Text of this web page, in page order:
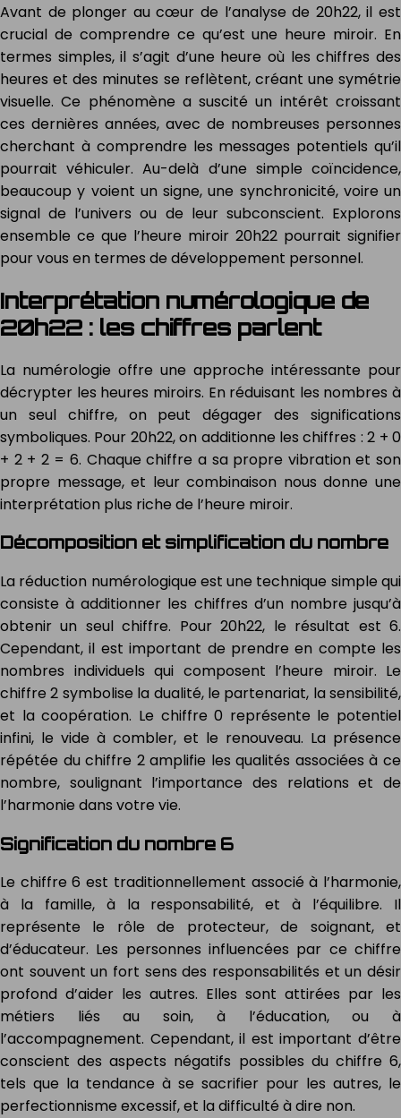
Avant de plonger au cœur de l’analyse de 20h22, il est
crucial de comprendre ce qu’est une heure miroir. En
termes simples, il s’agit d’une heure où les chiffres des
heures et des minutes se reflètent, créant une symétrie
visuelle. Ce phénomène a suscité un intérêt croissant
ces dernières années, avec de nombreuses personnes
cherchant à comprendre les messages potentiels qu’il
pourrait véhiculer. Au-delà d’une simple coïncidence,
beaucoup y voient un signe, une synchronicité, voire un
signal de l’univers ou de leur subconscient. Explorons
ensemble ce que l’heure miroir 20h22 pourrait signifier
pour vous en termes de développement personnel.
Interprétation numérologique de
20h22 : les chiffres parlent
La numérologie offre une approche intéressante pour
décrypter les heures miroirs. En réduisant les nombres à
un seul chiffre, on peut dégager des significations
symboliques. Pour 20h22, on additionne les chiffres : 2 + 0
+ 2 + 2 = 6. Chaque chiffre a sa propre vibration et son
propre message, et leur combinaison nous donne une
interprétation plus riche de l’heure miroir.
Décomposition et simplification du nombre
La réduction numérologique est une technique simple qui
consiste à additionner les chiffres d’un nombre jusqu’à
obtenir un seul chiffre. Pour 20h22, le résultat est 6.
Cependant, il est important de prendre en compte les
nombres individuels qui composent l’heure miroir. Le
chiffre 2 symbolise la dualité, le partenariat, la sensibilité,
et la coopération. Le chiffre 0 représente le potentiel
infini, le vide à combler, et le renouveau. La présence
répétée du chiffre 2 amplifie les qualités associées à ce
nombre, soulignant l’importance des relations et de
l’harmonie dans votre vie.
Signification du nombre 6
Le chiffre 6 est traditionnellement associé à l’harmonie,
à la famille, à la responsabilité, et à l’équilibre. Il
représente le rôle de protecteur, de soignant, et
d’éducateur. Les personnes influencées par ce chiffre
ont souvent un fort sens des responsabilités et un désir
profond d’aider les autres. Elles sont attirées par les
métiers liés au soin, à l’éducation, ou à
l’accompagnement. Cependant, il est important d’être
conscient des aspects négatifs possibles du chiffre 6,
tels que la tendance à se sacrifier pour les autres, le
perfectionnisme excessif, et la difficulté à dire non.